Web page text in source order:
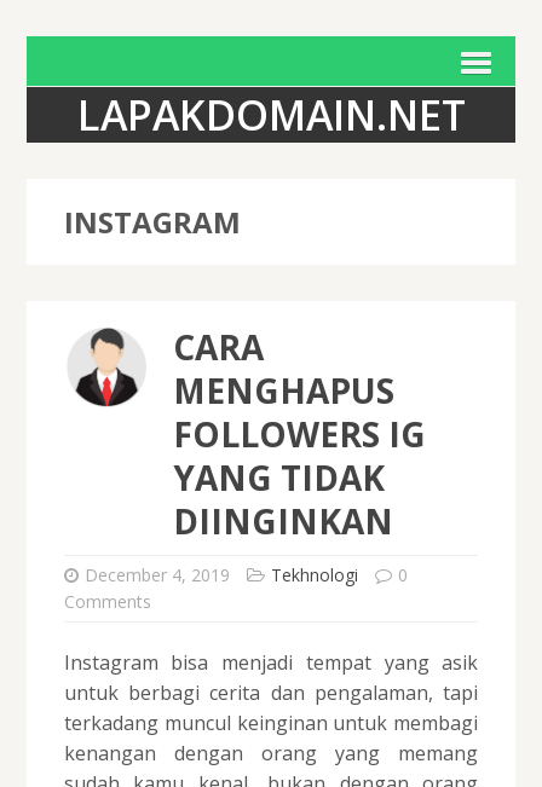
LAPAKDOMAIN.NET
INSTAGRAM
CARA
MENGHAPUS
FOLLOWERS IG
YANG TIDAK
DIINGINKAN
December 4, 2019 Tekhnologi
0
Comments
Instagram bisa menjadi tempat yang asik
untuk berbagi cerita dan pengalaman, tapi
terkadang muncul keinginan untuk membagi
kenangan dengan orang yang memang